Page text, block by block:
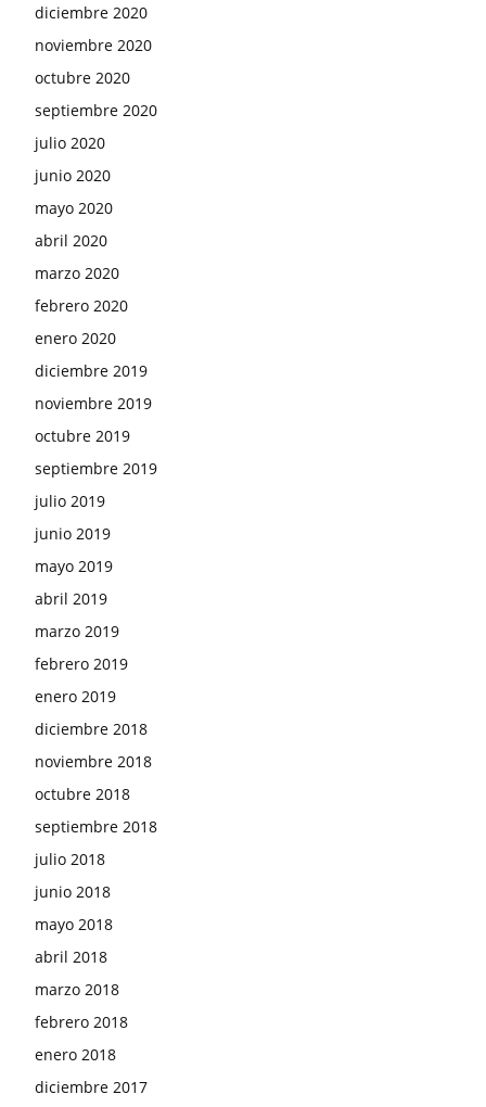
diciembre 2020
noviembre 2020
octubre 2020
septiembre 2020
julio 2020
junio 2020
mayo 2020
abril 2020
marzo 2020
febrero 2020
enero 2020
diciembre 2019
noviembre 2019
octubre 2019
septiembre 2019
julio 2019
junio 2019
mayo 2019
abril 2019
marzo 2019
febrero 2019
enero 2019
diciembre 2018
noviembre 2018
octubre 2018
septiembre 2018
julio 2018
junio 2018
mayo 2018
abril 2018
marzo 2018
febrero 2018
enero 2018
diciembre 2017